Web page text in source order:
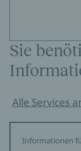
Sie
Alle Services
Informationen